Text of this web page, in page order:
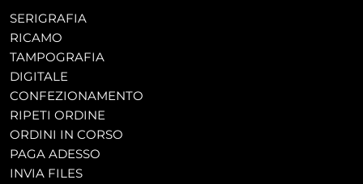
SERIGRAFIA
RICAMO
TAMPOGRAFIA
DIGITALE
CONFEZIONAMENTO
RIPETI ORDINE
ORDINI IN CORSO
PAGA ADESSO
INVIA FILES